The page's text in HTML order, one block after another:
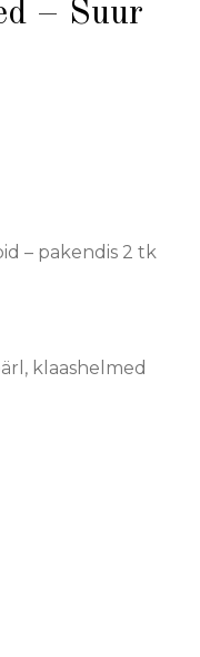
– Suur
– pakendis 2 tk
klaashelmed